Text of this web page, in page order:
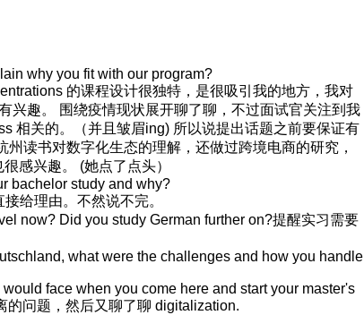
why you fit with our program?
的课程设计很独特，是很吸引我的地方，我对
兴趣。 围绕疫情现状展开聊了聊，不过面试官关注到我
相关的。（并且皱眉ing) 所以说提出话题之前要保证有
读书对数字化生态的理解，还做过跨境电商的研究，
感兴趣。 (她点了点头）
bachelor study and why?
给理由。不然说不完。
now? Did you study German further on?提醒实习需要
what were the challenges and how you handle
face when you come here and start your master's
的问题，然后又聊了聊 digitalization.